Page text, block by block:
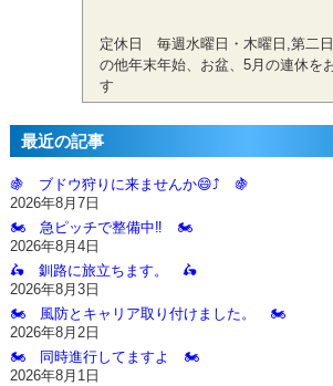
定休日 毎週水曜日・木曜日,第二
の他年末年始、お盆、5月の連休を
す
最近の記事
🍇 ブドウ狩りに来ませんか😄⤴️ 🍇
2026年8月7日
🏍️ 急ピッチで整備中‼️ 🏍️
2026年8月4日
🛵 釧路に旅立ちます。 🛵
2026年8月3日
🏍️ 風防とキャリア取り付けました。 🏍️
2026年8月2日
🏍️ 同時進行してますよ 🏍️
2026年8月1日